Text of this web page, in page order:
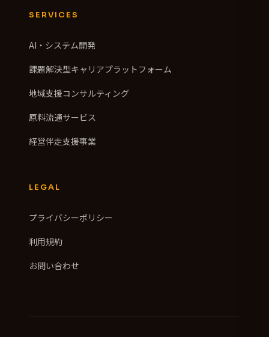
SERVICES
AI・システム開発
課題解決型キャリアプラットフォーム
地域支援コンサルティング
原料流通サービス
経営伴走支援事業
LEGAL
プライバシーポリシー
利用規約
お問い合わせ